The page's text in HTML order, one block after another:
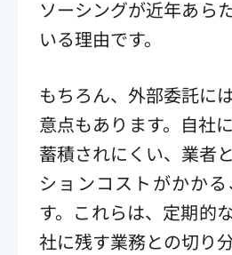
ソーシングが近年あら
いる理由です。
もちろん、外部委託に
意点もあります。自社
蓄積されにくい、業者
ションコストがかか
す。これらは、定期的
社に残す業務との切り